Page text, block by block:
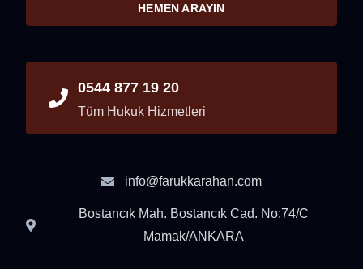
HEMEN ARAYIN
0544 877 19 20
Tüm Hukuk Hizmetleri
info@farukkarahan.com
Bostancık Mah. Bostancık Cad. No:74/C
Mamak/ANKARA